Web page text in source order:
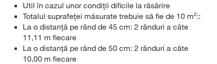
Util în cazul unor condiții dificile la răsărire
Totalul suprafeței măsurate trebuie să fie de 10 m²::
La o distanță pe rând de 45 cm: 2 rânduri a câte
11,11 m fiecare
La o distanță pe rând de 50 cm: 2 rânduri a câte
10,00 m fiecare